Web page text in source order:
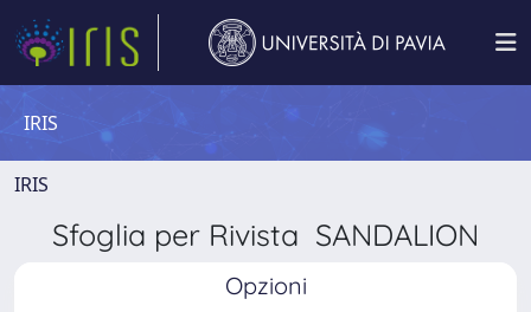
IRIS
IRIS
Sfoglia per Rivista SANDALION
Opzioni